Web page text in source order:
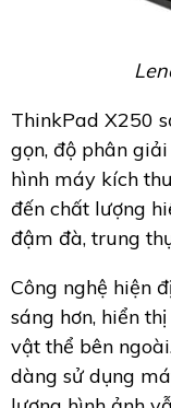
ThinkPad X250
gọn, độ phân
hình máy kích
đến chất lượng
đậm đà, trung
Công nghệ hiện
sáng hơn, hiển
vật thể bên
dàng sử dụng